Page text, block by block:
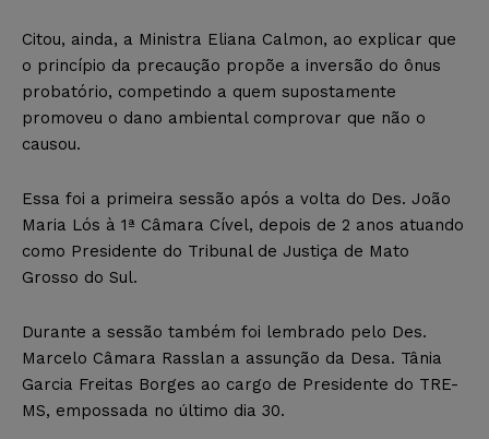
Citou, ainda, a Ministra Eliana Calmon, ao explicar que
o princípio da precaução propõe a inversão do ônus
probatório, competindo a quem supostamente
promoveu o dano ambiental comprovar que não o
causou.
Essa foi a primeira sessão após a volta do Des. João
Maria Lós à 1ª Câmara Cível, depois de 2 anos atuando
como Presidente do Tribunal de Justiça de Mato
Grosso do Sul.
Durante a sessão também foi lembrado pelo Des.
Marcelo Câmara Rasslan a assunção da Desa. Tânia
Garcia Freitas Borges ao cargo de Presidente do TRE-
MS, empossada no último dia 30.